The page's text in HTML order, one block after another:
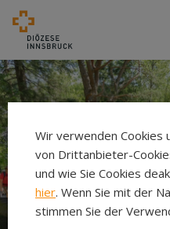
Wir verwenden Cookies
von Drittanbieter-
und wie Sie Cookies
hier. Wenn Sie mit der
stimmen Sie der